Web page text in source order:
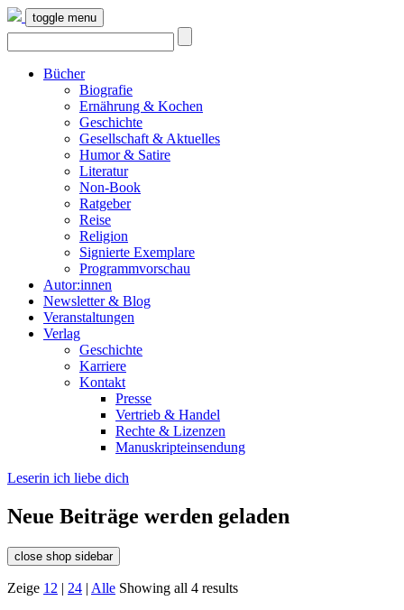
toggle menu
Bücher
Biografie
Ernährung & Kochen
Geschichte
Gesellschaft & Aktuelles
Humor & Satire
Literatur
Non-Book
Ratgeber
Reise
Religion
Signierte Exemplare
Programmvorschau
Autor:innen
Newsletter & Blog
Veranstaltungen
Verlag
Geschichte
Karriere
Kontakt
Presse
Vertrieb & Handel
Rechte & Lizenzen
Manuskripteinsendung
Leserin ich liebe dich
Neue Beiträge werden geladen
close shop sidebar
Zeige 12 | 24 | Alle Showing all 4 results